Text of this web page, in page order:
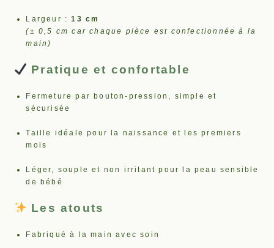
Largeur :13 cm
(± 0,5 cm car chaque pièce est confectionnée à la
main)
Pratique et confortable
Fermeture par bouton-pression, simple et
sécurisée
Taille idéale pour la naissance et les premiers
mois
Léger, souple et non irritant pour la peau sensible
de bébé
Les atouts
Fabriqué à la main avec soin